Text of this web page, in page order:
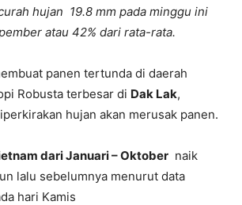
hujan 19.8 mm pada minggu ini
atau 42% dari rata-rata.
panen tertunda di daerah
Robusta terbesar di Dak Lak,
hujan akan merusak panen.
dari Januari – Oktober naik
lalu sebelumnya menurut data
hari Kamis